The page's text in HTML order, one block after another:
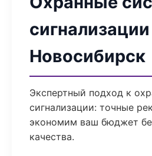
Новосибирск
Экспертный подход к
сигнализации: точные
экономим ваш бюджет
качества.